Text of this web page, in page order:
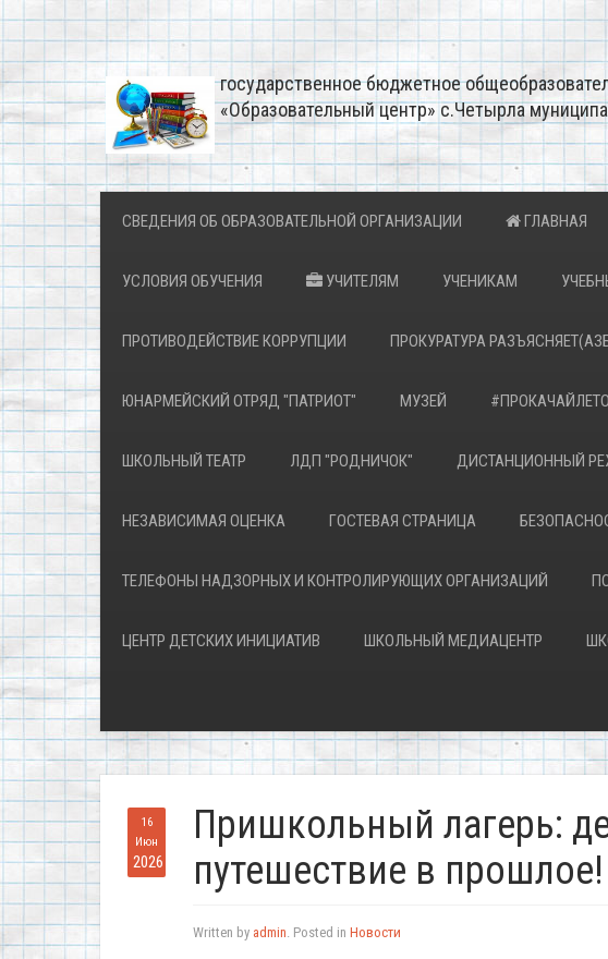
государственное бюджетное
«Образовательный центр» с.Четырла
СВЕДЕНИЯ ОБ ОБРАЗОВАТЕЛЬНОЙ ОРГАНИЗАЦИИ ГЛАВНАЯ
УСЛОВИЯ ОБУЧЕНИЯ УЧИТЕЛЯМ УЧЕНИКАМ
ПРОТИВОДЕЙСТВИЕ КОРРУПЦИИ ПРОКУРАТУРА
ЮНАРМЕЙСКИЙ ОТРЯД "ПАТРИОТ" МУЗЕЙ #ПРОКАЧАЙЛЕТО
ШКОЛЬНЫЙ ТЕАТР ЛДП "РОДНИЧОК" ДИСТАНЦИОННЫЙ
НЕЗАВИСИМАЯ ОЦЕНКА ГОСТЕВАЯ СТРАНИЦА
ТЕЛЕФОНЫ НАДЗОРНЫХ И КОНТРОЛИРУЮЩИХ ОРГАНИЗАЦИЙ
ЦЕНТР ДЕТСКИХ ИНИЦИАТИВ ШКОЛЬНЫЙ МЕДИАЦЕНТР
16
Июн
2026
Пришкольный лагерь:
путешествие в прошлое!
Written by admin. Posted in Новости